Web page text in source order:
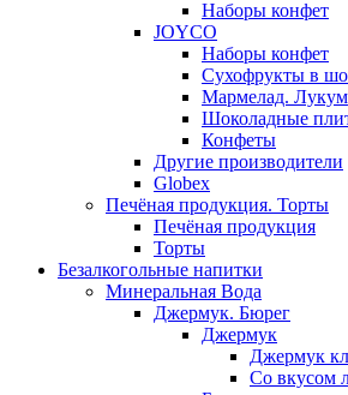
Наборы конфет
JOYCO
Наборы конфет
Сухофрукты в
Мармелад. Лукум
Шоколадные
Конфеты
Другие производители
Globex
Печёная продукция. Торты
Печёная продукция
Торты
Безалкогольные напитки
Минеральная Вода
Джермук. Бюрег
Джермук
Джермук
Со вкусом